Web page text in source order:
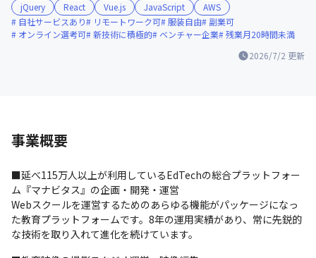
2026/7/2 更新
jQuery React Vue.js JavaScript
AWS
自社サービスあり
リモートワーク可 服装自由
副業可
オンライン選考可 新技術に積極的 ベンチャー企業 残業月20時間未満
事業概要
■延べ115万人以上が利用しているEdTechの総合プラットフォー
ム『マナビタス』の企画・開発・運営
Webスクールを運営するためのあらゆる機能がパッケージになっ
た教育プラットフォームです。8年の運用実績があり、常に先鋭的
な技術を取り入れて進化を続けています。